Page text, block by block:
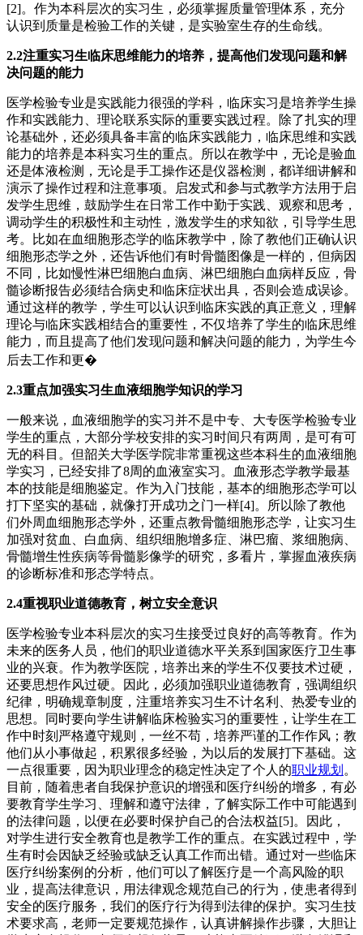
[2]。作为本科层次的实习生，必须掌握质量管理体系，充分
认识到质量是检验工作的关键，是实验室生存的生命线。
2.2注重实习生临床思维能力的培养，提高他们发现问题和解
决问题的能力
医学检验专业是实践能力很强的学科，临床实习是培养学生操
作和实践能力、理论联系实际的重要实践过程。除了扎实的理
论基础外，还必须具备丰富的临床实践能力，临床思维和实践
能力的培养是本科实习生的重点。所以在教学中，无论是验血
还是体液检测，无论是手工操作还是仪器检测，都详细讲解和
演示了操作过程和注意事项。启发式和参与式教学方法用于启
发学生思维，鼓励学生在日常工作中勤于实践、观察和思考，
调动学生的积极性和主动性，激发学生的求知欲，引导学生思
考。比如在血细胞形态学的临床教学中，除了教他们正确认识
细胞形态学之外，还告诉他们有时骨髓图像是一样的，但病因
不同，比如慢性淋巴细胞白血病、淋巴细胞白血病样反应，骨
髓诊断报告必须结合病史和临床症状出具，否则会造成误诊。
通过这样的教学，学生可以认识到临床实践的真正意义，理解
理论与临床实践相结合的重要性，不仅培养了学生的临床思维
能力，而且提高了他们发现问题和解决问题的能力，为学生今
后去工作和更�
2.3重点加强实习生血液细胞学知识的学习
一般来说，血液细胞学的实习并不是中专、大专医学检验专业
学生的重点，大部分学校安排的实习时间只有两周，是可有可
无的科目。但韶关大学医学院非常重视这些本科生的血液细胞
学实习，已经安排了8周的血液室实习。血液形态学教学最基
本的技能是细胞鉴定。作为入门技能，基本的细胞形态学可以
打下坚实的基础，就像打开成功之门一样[4]。所以除了教他
们外周血细胞形态学外，还重点教骨髓细胞形态学，让实习生
加强对贫血、白血病、组织细胞增多症、淋巴瘤、浆细胞病、
骨髓增生性疾病等骨髓影像学的研究，多看片，掌握血液疾病
的诊断标准和形态学特点。
2.4重视职业道德教育，树立安全意识
医学检验专业本科层次的实习生接受过良好的高等教育。作为
未来的医务人员，他们的职业道德水平关系到国家医疗卫生事
业的兴衰。作为教学医院，培养出来的学生不仅要技术过硬，
还要思想作风过硬。因此，必须加强职业道德教育，强调组织
纪律，明确规章制度，注重培养实习生不计名利、热爱专业的
思想。同时要向学生讲解临床检验实习的重要性，让学生在工
作中时刻严格遵守规则，一丝不苟，培养严谨的工作作风；教
他们从小事做起，积累很多经验，为以后的发展打下基础。这
一点很重要，因为职业理念的稳定性决定了个人的职业规划 。
目前，随着患者自我保护意识的增强和医疗纠纷的增多，有必
要教育学生学习、理解和遵守法律，了解实际工作中可能遇到
的法律问题，以便在必要时保护自己的合法权益[5]。因此，
对学生进行安全教育也是教学工作的重点。在实践过程中，学
生有时会因缺乏经验或缺乏认真工作而出错。通过对一些临床
医疗纠纷案例的分析，他们可以了解医疗是一个高风险的职
业，提高法律意识，用法律观念规范自己的行为，使患者得到
安全的医疗服务，我们的医疗行为得到法律的保护。实习生技
术要求高，老师一定要规范操作，认真讲解操作步骤，大胆让